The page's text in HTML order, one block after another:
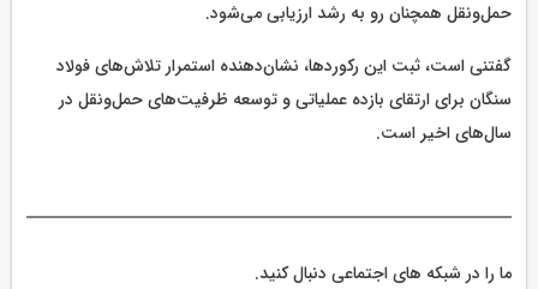
حمل‌ونقل همچنان رو به رشد ارزیابی می‌شود.
گفتنی است، ثبت این رکوردها، نشان‌دهنده استمرار تلاش‌های فولاد
سنگان برای ارتقای بازده عملیاتی و توسعه ظرفیت‌های حمل‌ونقل در
سال‌های اخیر است.
ما را در شبکه های اجتماعی دنبال کنید.